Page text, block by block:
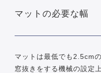
マットの必要な幅
マットは最低でも2.5cm
窓抜きをする機械の設定